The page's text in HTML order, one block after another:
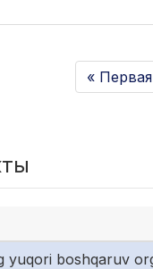
« Первая
yuqori boshqaruv